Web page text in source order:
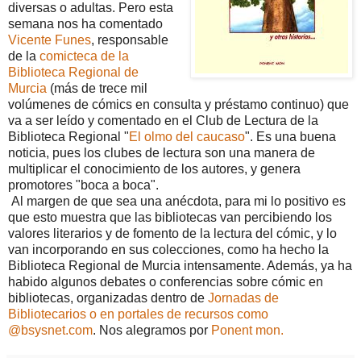
diversas o adultas. Pero esta
semana nos ha comentado
Vicente Funes, responsable
de la comicteca de la
Biblioteca Regional de
Murcia (más de trece mil
volúmenes de cómics en consulta y préstamo continuo) que
va a ser leído y comentado en el Club de Lectura de la
Biblioteca Regional "El olmo del caucaso". Es una buena
noticia, pues los clubes de lectura son una manera de
multiplicar el conocimiento de los autores, y genera
promotores "boca a boca".
Al margen de que sea una anécdota, para mi lo positivo es
que esto muestra que las bibliotecas van percibiendo los
valores literarios y de fomento de la lectura del cómic, y lo
van incorporando en sus colecciones, como ha hecho la
Biblioteca Regional de Murcia intensamente. Además, ya ha
habido algunos debates o conferencias sobre cómic en
bibliotecas, organizadas dentro de Jornadas de
Bibliotecarios o en portales de recursos como
@bsysnet.com. Nos alegramos por Ponent mon.